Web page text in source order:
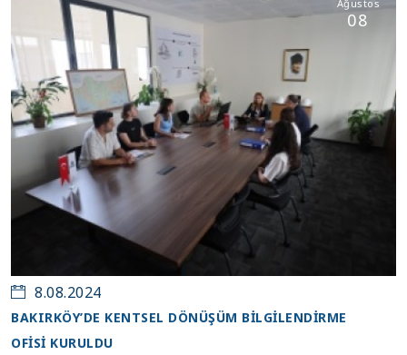
Ağustos
08
8.08.2024
BAKIRKÖY’DE KENTSEL DÖNÜŞÜM BİLGİLENDİRME
OFİSİ KURULDU